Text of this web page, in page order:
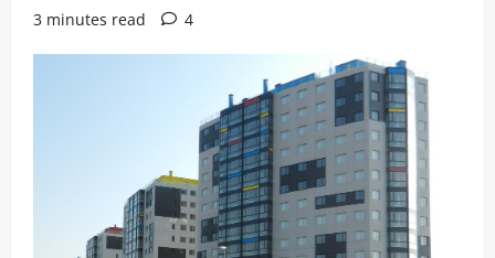
3 minutes read
4